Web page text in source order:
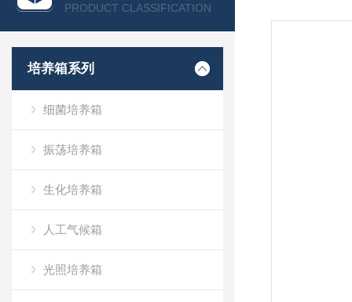
PRODUCT CLASSIFICATION
培养箱系列
细菌培养箱
振荡培养箱
生化培养箱
人工气候箱
光照培养箱